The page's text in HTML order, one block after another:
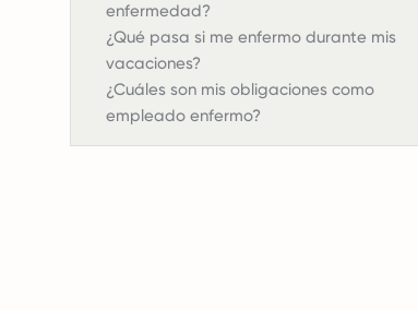
enfermedad?
¿Qué pasa si me enfermo durante mis
vacaciones?
¿Cuáles son mis obligaciones como
empleado enfermo?